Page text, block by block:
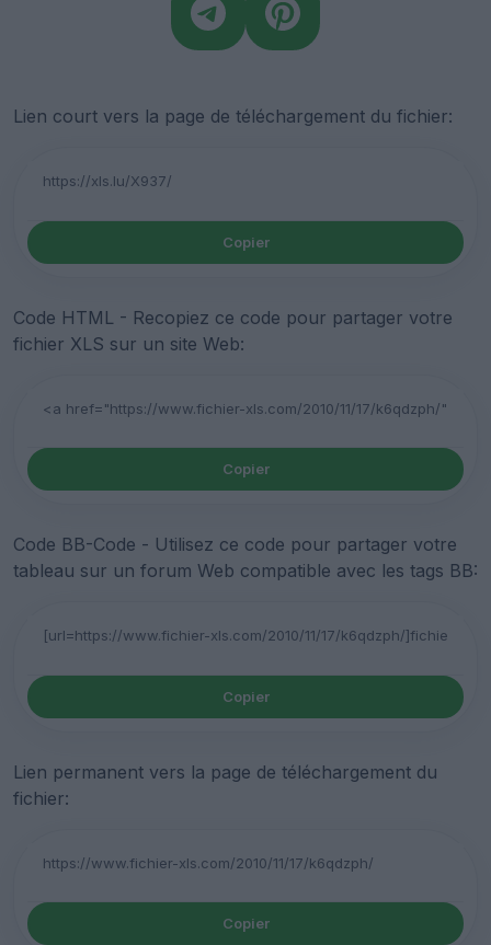
Lien court vers la page de téléchargement du fichier:
Copier
Code HTML - Recopiez ce code pour partager votre
fichier XLS sur un site Web:
Copier
Code BB-Code - Utilisez ce code pour partager votre
tableau sur un forum Web compatible avec les tags BB:
Copier
Lien permanent vers la page de téléchargement du
fichier:
Copier